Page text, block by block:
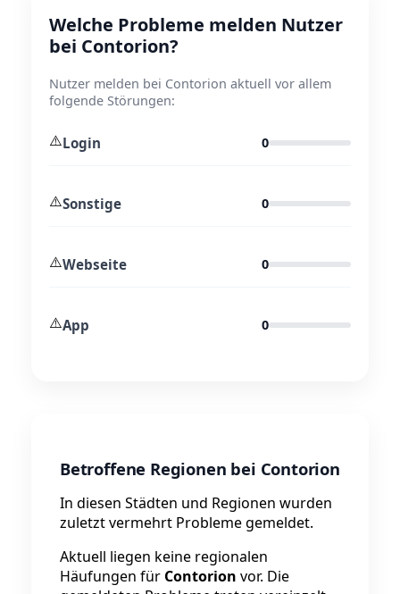
Welche Probleme melden Nutzer
bei Contorion?
Nutzer melden bei Contorion aktuell vor allem
folgende Störungen:
⚠️Login 0
⚠️Sonstige 0
⚠️Webseite 0
⚠️App 0
Betroffene Regionen bei Contorion
In diesen Städten und Regionen wurden
zuletzt vermehrt Probleme gemeldet.
Aktuell liegen keine regionalen
Häufungen für Contorion vor. Die